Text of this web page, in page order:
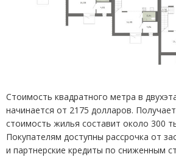
Стоимость квадратного метра в
начинается от 2175 долларов.
стоимость жилья составит около 300
Покупателям доступны рассрочка от
и партнерские кредиты по сниженным